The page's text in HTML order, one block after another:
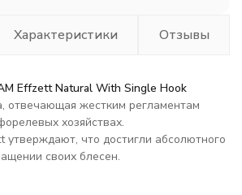
Характеристики Отзывы
Effzett Natural With Single Hook
отвечающая жестким регламентам
хозяйствах.
утверждают, что достигли абсолютного
своих блесен.